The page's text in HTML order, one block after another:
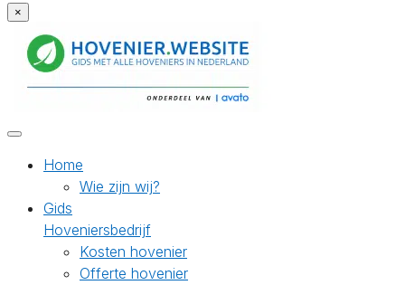
×
Home
Wie zijn wij?
Gids
Hoveniersbedrijf
Kosten hovenier
Offerte hovenier